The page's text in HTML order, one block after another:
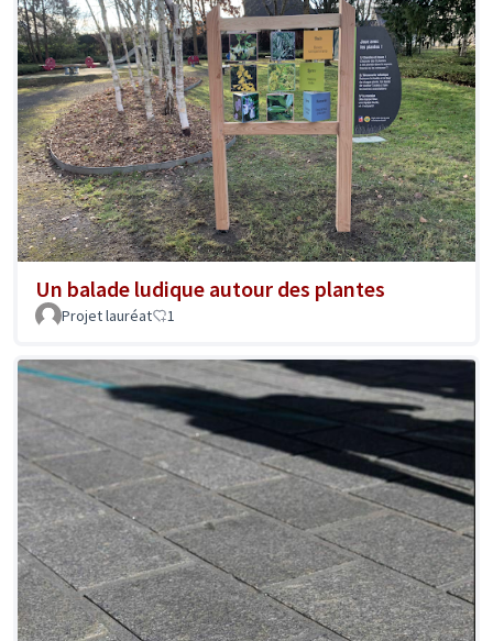
Un balade ludique autour des plantes
Projet lauréat 1